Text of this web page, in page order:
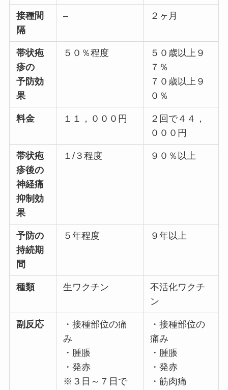
接種間
隔
– ２ヶ月
帯状疱
疹の
予防効
果
５０％程度
５０歳以上９
７％
７０歳以上９
０％
料金 １１，０００円
２回で４４，
０００円
帯状疱
疹後の
神経痛
抑制効
果
１/３程度 ９０％以上
予防の
持続期
間
５年程度 ９年以上
種類 生ワクチン
不活化ワクチ
ン
副反応
・接種部位の痛
み
・腫脹
・発赤
※３日～７日で
・接種部位の
痛み
・腫脹
・発赤
・筋肉痛